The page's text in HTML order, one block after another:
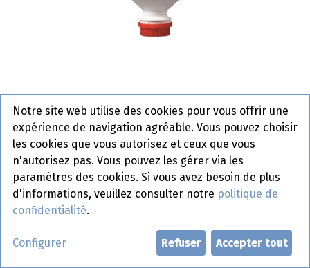
Andalouse Extra Manna Slotts
2,5 L
Actif
Demander un compte
Notre site web utilise des cookies pour vous offrir une
expérience de navigation agréable. Vous pouvez choisir
les cookies que vous autorisez et ceux que vous
n'autorisez pas. Vous pouvez les gérer via les
paramètres des cookies. Si vous avez besoin de plus
d'informations, veuillez consulter notre politique de
confidentialité.
Configurer Refuser Accepter tout